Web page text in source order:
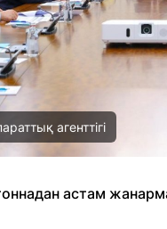
агенттігі
астам